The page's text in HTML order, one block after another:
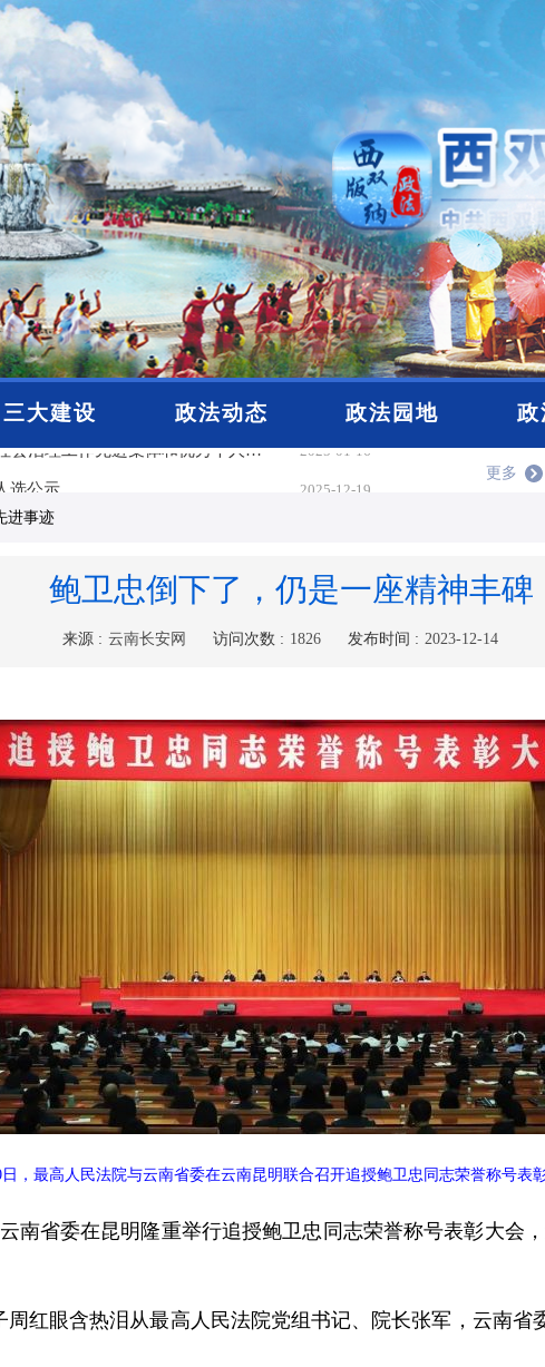
三大建设 政法动态 政法园地 政
2025-12-19
选公示
2025-12-04
关于西双版纳州正式推荐2025年云南省见义勇为先进表彰对象的公示
更多
进事迹
鲍卫忠倒下了，仍是一座精神丰碑
来源 : 云南长安网 访问次数 : 1826 发布时间 : 2023-12-14
日，最高人民法院与云南省委在云南昆明联合召开追授鲍卫忠同志荣誉称号表
南省委在昆明隆重举行追授鲍卫忠同志荣誉称号表彰大会
红眼含热泪从最高人民法院党组书记、院长张军，云南